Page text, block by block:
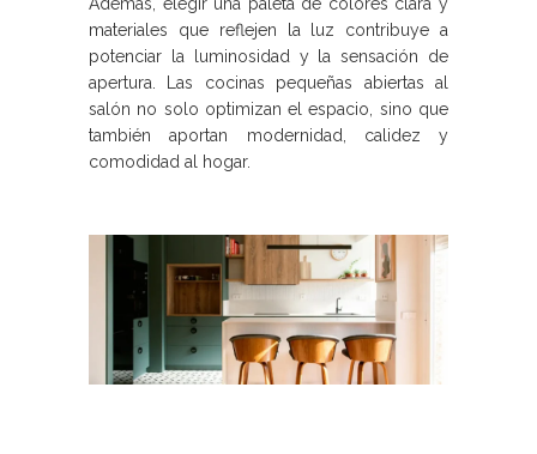
materiales que reflejen la luz contribuye a
potenciar la luminosidad y la sensación de
apertura. Las cocinas pequeñas abiertas al
salón no solo optimizan el espacio, sino que
también aportan modernidad, calidez y
comodidad al hogar.